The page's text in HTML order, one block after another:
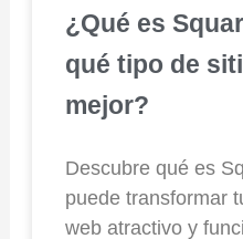
¿Qué es
qué tipo de
mejor?
Descubre qué es
puede transformar
web atractivo y